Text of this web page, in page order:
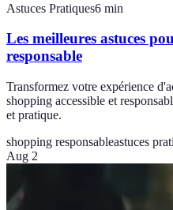
Astuces Pratiques6 min
Les meilleures astuces
responsable
Transformez votre expérience
shopping accessible et
et pratique.
shopping responsableastuces
Aug 2